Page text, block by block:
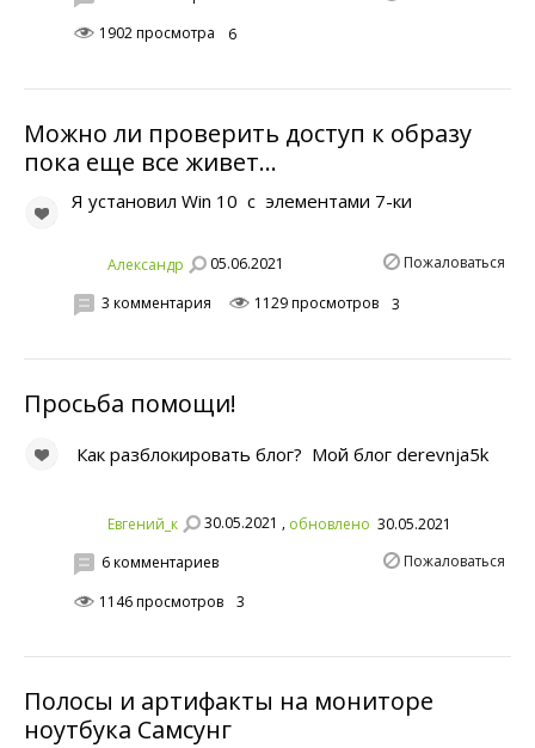
1902 просмотра
6
Можно ли проверить доступ к образу
пока еще все живет...
Я установил Win 10 c элементами 7-ки
Aлeксандр 05.06.2021 Пожаловаться
3 комментария 1129 просмотров 3
Просьба помощи!
Как разблокировать блог? Мой блог derevnja5k
Евгений_к 30.05.2021 , обновлено 30.05.2021
Пожаловаться
6 комментариев
1146 просмотров
3
Полосы и артифакты на мониторе
ноутбука Самсунг